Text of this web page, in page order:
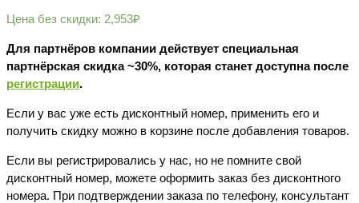
Цена без скидки: 2,953₽
Для партнёров компании действует специальная
партнёрская скидка ~30%, которая станет доступна после
регистрации.
Если у вас уже есть дисконтный номер, применить его и
получить скидку можно в корзине после добавления товаров.
Если вы регистрировались у нас, но не помните свой
дисконтный номер, можете оформить заказ без дисконтного
номера. При подтверждении заказа по телефону, консультант